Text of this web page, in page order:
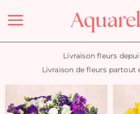
Menu
Livraison fleurs
Livraison de fleurs partout